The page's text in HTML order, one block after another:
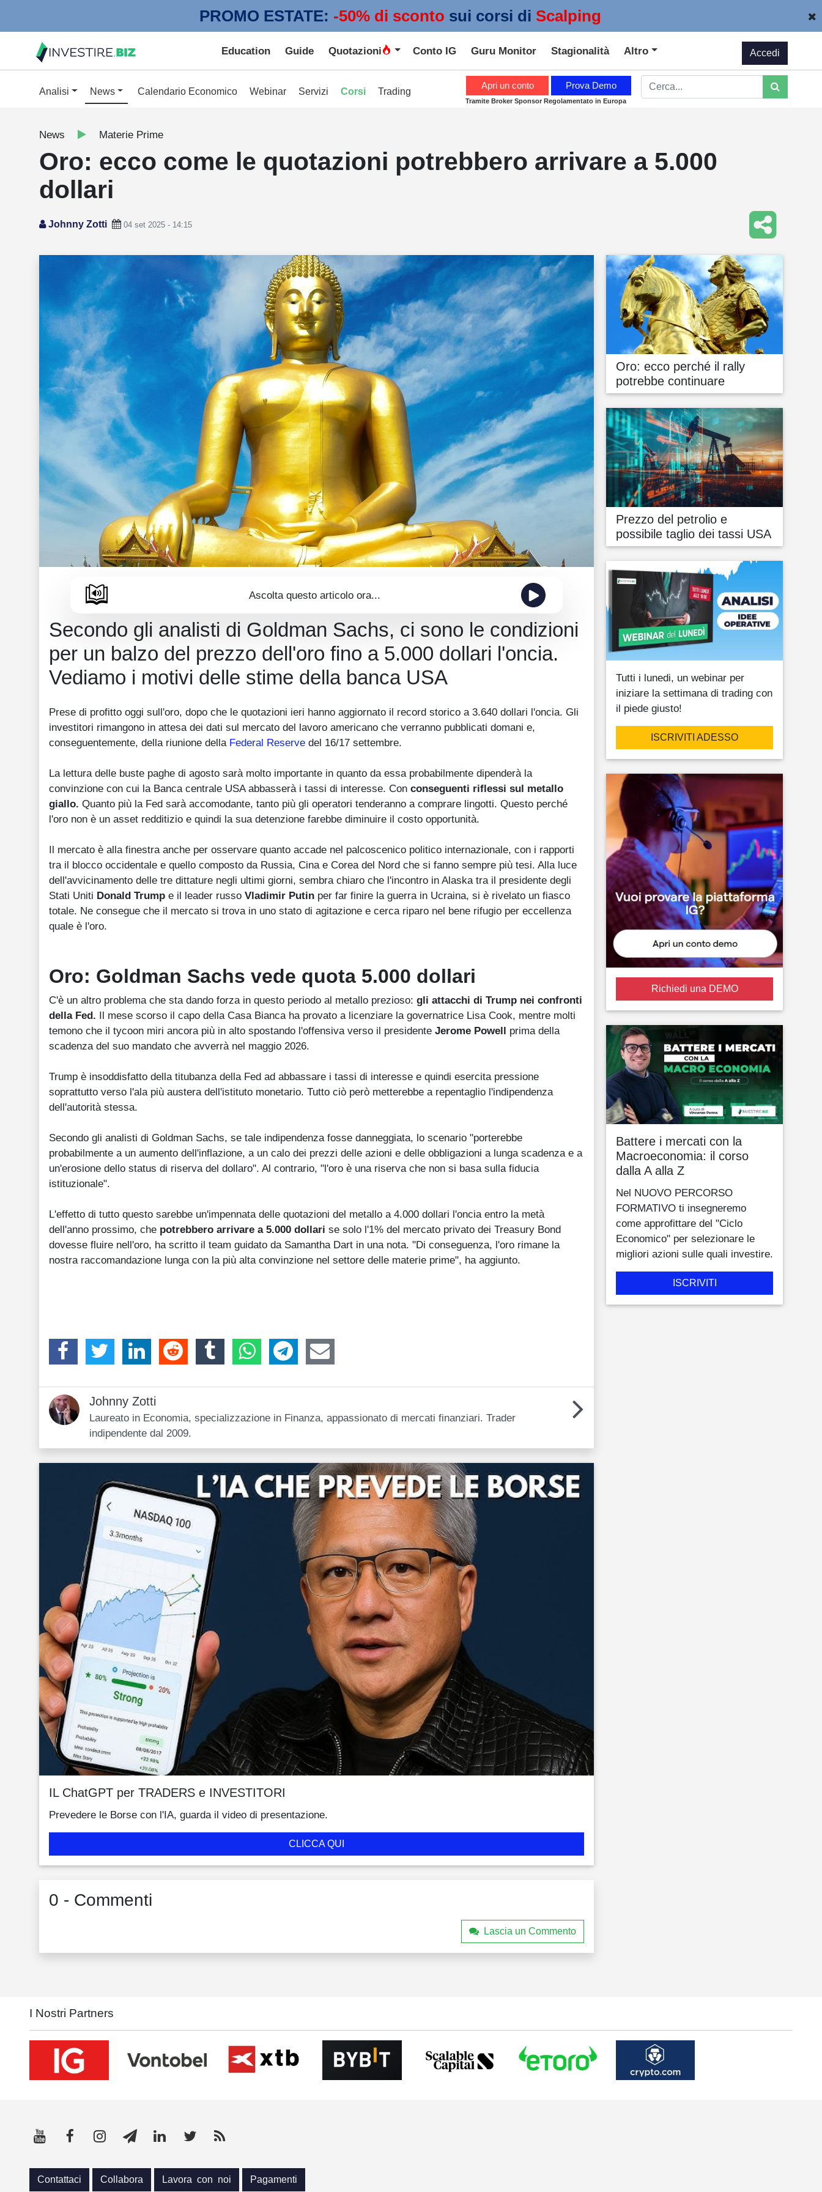
PROMO ESTATE: -50% di sconto sui corsi di Scalping
Education Guide Quotazioni Conto IG Guru Monitor Stagionalità Altro Accedi
Analisi News Calendario Economico Webinar Servizi Corsi Trading
Apri un conto Prova Demo
Tramite Broker Sponsor Regolamentato in Europa
News Materie Prime
Oro: ecco come le quotazioni potrebbero arrivare a 5.000
dollari
Johnny Zotti 04 set 2025 - 14:15
Ascolta questo articolo ora...
Secondo gli analisti di Goldman Sachs, ci sono le condizioni
per un balzo del prezzo dell'oro fino a 5.000 dollari l'oncia.
Vediamo i motivi delle stime della banca USA
Prese di profitto oggi sull'oro, dopo che le quotazioni ieri hanno aggiornato il record storico a 3.640 dollari l'oncia. Gli
investitori rimangono in attesa dei dati sul mercato del lavoro americano che verranno pubblicati domani e,
conseguentemente, della riunione della Federal Reserve del 16/17 settembre.
La lettura delle buste paghe di agosto sarà molto importante in quanto da essa probabilmente dipenderà la
convinzione con cui la Banca centrale USA abbasserà i tassi di interesse. Con conseguenti riflessi sul metallo
giallo. Quanto più la Fed sarà accomodante, tanto più gli operatori tenderanno a comprare lingotti. Questo perché
l'oro non è un asset redditizio e quindi la sua detenzione farebbe diminuire il costo opportunità.
Il mercato è alla finestra anche per osservare quanto accade nel palcoscenico politico internazionale, con i rapporti
tra il blocco occidentale e quello composto da Russia, Cina e Corea del Nord che si fanno sempre più tesi. Alla luce
dell'avvicinamento delle tre dittature negli ultimi giorni, sembra chiaro che l'incontro in Alaska tra il presidente degli
Stati Uniti Donald Trump e il leader russo Vladimir Putin per far finire la guerra in Ucraina, si è rivelato un fiasco
totale. Ne consegue che il mercato si trova in uno stato di agitazione e cerca riparo nel bene rifugio per eccellenza
quale è l'oro.
Oro: Goldman Sachs vede quota 5.000 dollari
C'è un altro problema che sta dando forza in questo periodo al metallo prezioso: gli attacchi di Trump nei confronti
della Fed. Il mese scorso il capo della Casa Bianca ha provato a licenziare la governatrice Lisa Cook, mentre molti
temono che il tycoon miri ancora più in alto spostando l'offensiva verso il presidente Jerome Powell prima della
scadenza del suo mandato che avverrà nel maggio 2026.
Trump è insoddisfatto della titubanza della Fed ad abbassare i tassi di interesse e quindi esercita pressione
soprattutto verso l'ala più austera dell'istituto monetario. Tutto ciò però metterebbe a repentaglio l'indipendenza
dell'autorità stessa.
Secondo gli analisti di Goldman Sachs, se tale indipendenza fosse danneggiata, lo scenario "porterebbe
probabilmente a un aumento dell'inflazione, a un calo dei prezzi delle azioni e delle obbligazioni a lunga scadenza e a
un'erosione dello status di riserva del dollaro". Al contrario, "l'oro è una riserva che non si basa sulla fiducia
istituzionale".
L'effetto di tutto questo sarebbe un'impennata delle quotazioni del metallo a 4.000 dollari l'oncia entro la metà
dell'anno prossimo, che potrebbero arrivare a 5.000 dollari se solo l'1% del mercato privato dei Treasury Bond
dovesse fluire nell'oro, ha scritto il team guidato da Samantha Dart in una nota. "Di conseguenza, l'oro rimane la
nostra raccomandazione lunga con la più alta convinzione nel settore delle materie prime", ha aggiunto.
Johnny Zotti
Laureato in Economia, specializzazione in Finanza, appassionato di mercati finanziari. Trader
indipendente dal 2009.
IL ChatGPT per TRADERS e INVESTITORI
Prevedere le Borse con l'IA, guarda il video di presentazione.
CLICCA QUI
0 - Commenti
Lascia un Commento
Oro: ecco perché il rally
potrebbe continuare
Prezzo del petrolio e
possibile taglio dei tassi USA
Tutti i lunedi, un webinar per
iniziare la settimana di trading con
il piede giusto!
ISCRIVITI ADESSO
Richiedi una DEMO
Battere i mercati con la
Macroeconomia: il corso
dalla A alla Z
Nel NUOVO PERCORSO
FORMATIVO ti insegneremo
come approfittare del "Ciclo
Economico" per selezionare le
migliori azioni sulle quali investire.
ISCRIVITI
I Nostri Partners
Contattaci Collabora Lavora con noi Pagamenti